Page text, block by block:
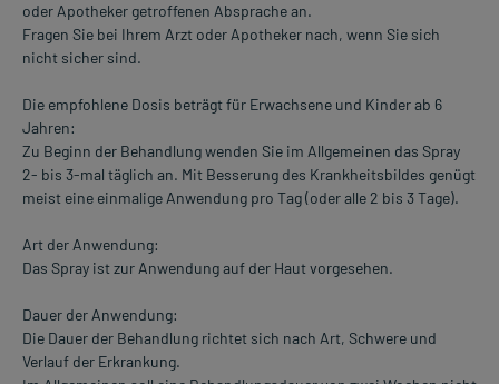
oder Apotheker getroffenen Absprache an.
Fragen Sie bei Ihrem Arzt oder Apotheker nach, wenn Sie sich
nicht sicher sind.
Die empfohlene Dosis beträgt für Erwachsene und Kinder ab 6
Jahren:
Zu Beginn der Behandlung wenden Sie im Allgemeinen das Spray
2- bis 3-mal täglich an. Mit Besserung des Krankheitsbildes genügt
meist eine einmalige Anwendung pro Tag (oder alle 2 bis 3 Tage).
Art der Anwendung:
Das Spray ist zur Anwendung auf der Haut vorgesehen.
Dauer der Anwendung:
Die Dauer der Behandlung richtet sich nach Art, Schwere und
Verlauf der Erkrankung.